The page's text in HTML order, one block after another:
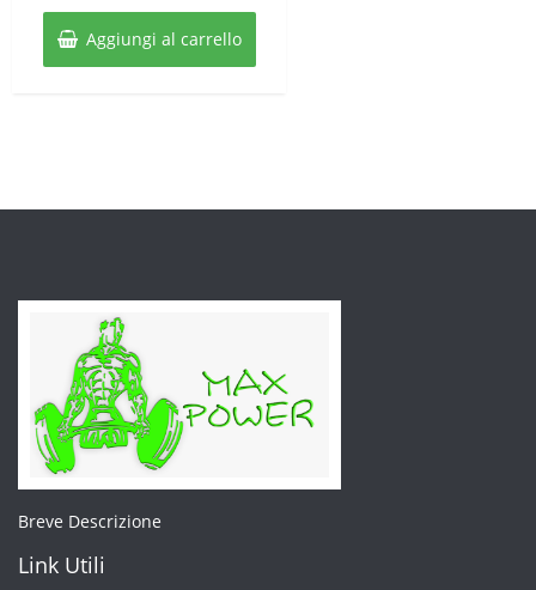
originale
era:
attuale
è:
Aggiungi al carrello
Breve Descrizione
Link Utili